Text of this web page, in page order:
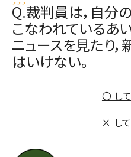
Q.裁判員は，自分
こなわれているあ
ニュースを見たり
はいけない。
〇 し
× して